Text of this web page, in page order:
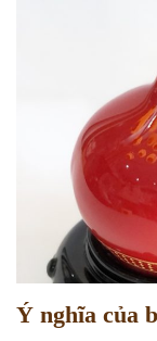
Ý nghĩa của